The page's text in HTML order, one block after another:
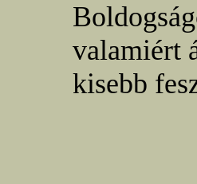
valamiért
kisebb